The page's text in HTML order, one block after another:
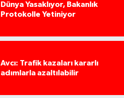
Dünya Yasaklıyor, Bakanlık
Protokolle Yetiniyor
Avcı: Trafik kazaları kararlı
adımlarla azaltılabilir